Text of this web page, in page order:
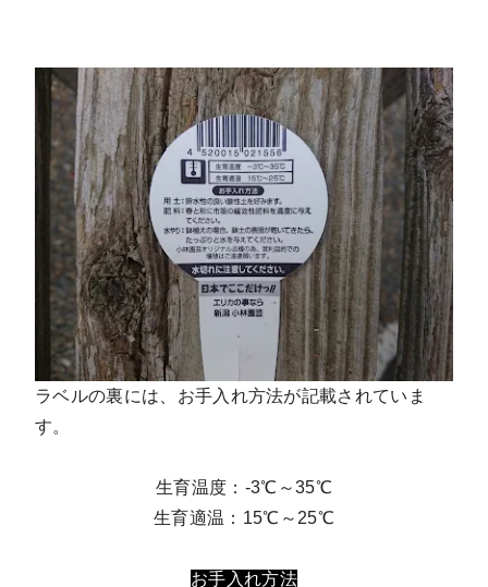
ラベルの裏には、お手入れ方法が記載されていま
す。
生育温度：-3℃～35℃
生育適温：15℃～25℃
お手入れ方法